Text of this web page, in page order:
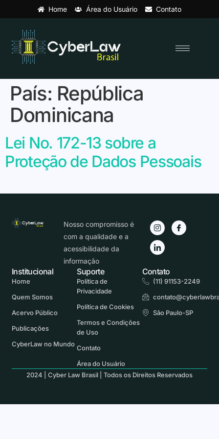
Home Área do Usuário Contato
País: República
Dominicana
Lei No. 172-13 sobre a
Proteção de Dados Pessoais
Nosso compromisso é
com a qualidade e a
acessibilidade da
informação
Suporte
Política de
Privacidade
Política de Cookies
Termos e Condições
de Uso
Contato
Área do Usuário
Contato
(11) 91153-2249
São Paulo-SP
Institucional
Home
Quem Somos
Acervo Público
Publicações
CyberLaw no Mundo
2024 | Cyber Law Brasil | Todos os Direitos Reservados